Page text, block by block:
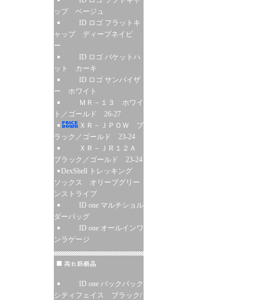
ップ ベージュ
ID ロゴ フラットキ
ャップ ディープネイビ
ー
ID ロゴ バケットハ
ット カーキ
ID ロゴ サンバイザ
ー ホワイト
ＭＲ－１３ ホワイ
ト／ゴールド 26-27
ＸＲ－ＪＰＯＷ ブ
ラック／ゴールド 23-24
ＸＲ－ＪＲ１２Ａ
ブラック／ゴールド 23-24
DexShell トレッキング
ソックス オリーブグリー
ンストライプ
ID one マルチショル
ダーバッグ
ID one オールインワ
ンラゲージ
ID one バックパック
シティフェイス ブラック/